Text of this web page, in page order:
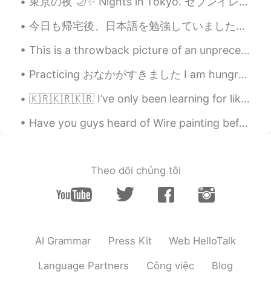
を食べました。
夜ご飯は持ち帰りをして、魚とポテト
を食べました。(What do you bring at
night?)
ほかの写真はやく5年前にカンボジアで
写真を取りました。
ほかの写真は約5年前にカンボジアで写
全ての国に行きましたか ら、
大好きです。
全ての国に行
った で私は
カンボジ
なぜなら、あのところ 安らかで高い
ます。
今日も帰宅後、日本語を勉強していました。日本に引っ越してからというもの、勉強が疎かになってしまった気がします。仕事が終わってから勉強が億劫になる傾向があります。 今までもう6年半ほど日本語の勉強...
This is a throwback picture of an unprecedented time where I had to celebrated Christmas in Sydne...
Practicing おなかがすきました I am hungry ラ一メンが食べたいです I want to eat Ramen これは京都駅の'Ramen Street'です This ...
🇰🇷🇰🇷🇰🇷 I’ve only been learning for like an hour 😂 I didn’t realise I would be this good! 😧 I thi...
Have you guys heard of Wire painting before?? It's using wires as a canvas to paint on. it's ve...
Theo dõi chúng tôi
AI Grammar Press Kit Web HelloTalk
Language Partners Công việc Blog